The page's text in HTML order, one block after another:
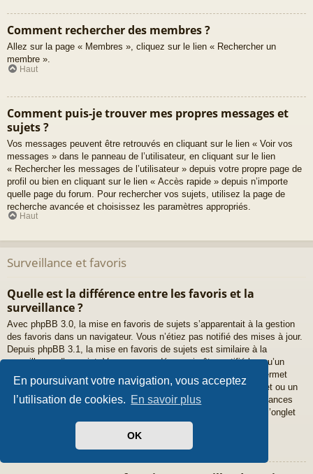
En poursuivant votre navigation, vous acceptez
l’utilisation de cookies. En savoir plus
OK
Comment rechercher des membres ?
Allez sur la page « Membres », cliquez sur le lien « Rechercher un
membre ».
Haut
Comment puis-je trouver mes propres messages et
sujets ?
Vos messages peuvent être retrouvés en cliquant sur le lien « Voir vos
messages » dans le panneau de l’utilisateur, en cliquant sur le lien
« Rechercher les messages de l’utilisateur » depuis votre propre page de
profil ou bien en cliquant sur le lien « Accès rapide » depuis n’importe
quelle page du forum. Pour rechercher vos sujets, utilisez la page de
recherche avancée et choisissez les paramètres appropriés.
Haut
Surveillance et favoris
Quelle est la différence entre les favoris et la
surveillance ?
Avec phpBB 3.0, la mise en favoris de sujets s’apparentait à la gestion
des favoris dans un navigateur. Vous n’étiez pas notifié des mises à jour.
Depuis phpBB 3.1, la mise en favoris de sujets est similaire à la
surveillance d’un sujet. Vous pouvez désormais être notifié lorsqu’un
sujet favoris a été mis à jour. Cependant, la surveillance vous permet
également d’être notifié lorsqu’il y a une mise à jour dans un sujet ou un
forum. Les options de notifications pour les favoris et les surveillances
peuvent être configurées depuis le panneau de l’utilisateur dans l’onglet
« Préférences du forum ».